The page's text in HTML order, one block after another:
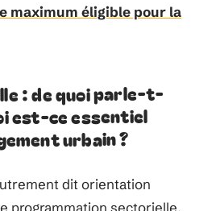
maximum éligible pour la
: de quoi parle-t-
est-ce essentiel
urbain ?
dit orientation
programmation sectorielle,